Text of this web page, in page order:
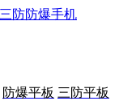
防爆平板 三防平板